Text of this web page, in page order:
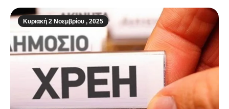
Κυριακή 2 Νοεμβρίου , 2025